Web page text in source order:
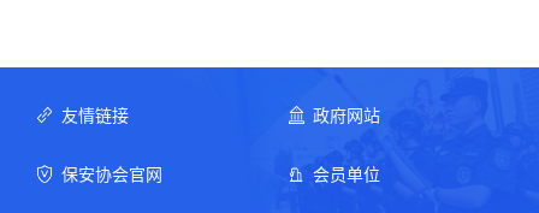
友情链接 政府网站
保安协会官网 会员单位